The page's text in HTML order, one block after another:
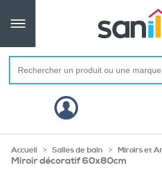
Accueil > Salles de bain > Miroirs et
Miroir décoratif 60x80cm